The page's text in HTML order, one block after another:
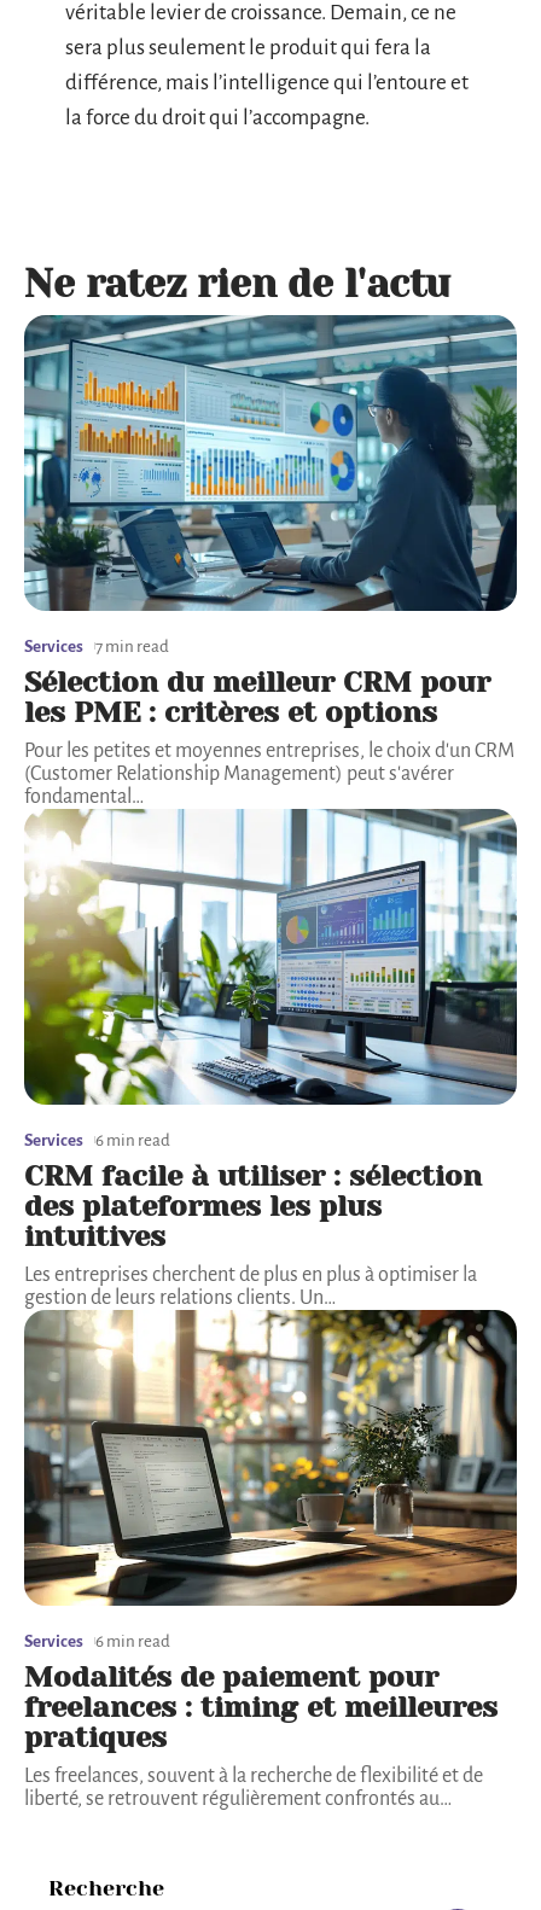
véritable levier de croissance. Demain, ce ne
sera plus seulement le produit qui fera la
différence, mais l’intelligence qui l’entoure et
la force du droit qui l’accompagne.
Ne ratez rien de l'actu
Services 7 min read
Sélection du meilleur CRM pour
les PME : critères et options
Pour les petites et moyennes entreprises, le choix d'un CRM
(Customer Relationship Management) peut s'avérer
fondamental …
Services 6 min read
CRM facile à utiliser : sélection
des plateformes les plus
intuitives
Les entreprises cherchent de plus en plus à optimiser la
gestion de leurs relations clients. Un…
Services 6 min read
Modalités de paiement pour
freelances : timing et meilleures
pratiques
Les freelances, souvent à la recherche de flexibilité et de
liberté, se retrouvent régulièrement confrontés au…
Recherche